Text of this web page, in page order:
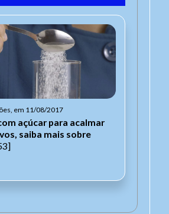
em 11/08/2017
açúcar para acalmar
saiba mais sobre